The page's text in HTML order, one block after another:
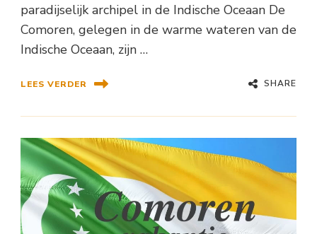
paradijselijk archipel in de Indische Oceaan De
Comoren, gelegen in de warme wateren van de
Indische Oceaan, zijn …
LEES VERDER SHARE